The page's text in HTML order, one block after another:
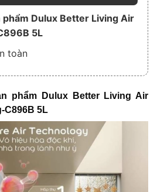
phẩm Dulux Better Living Air
5L
toàn
phẩm Dulux Better Living Air
C896B 5L